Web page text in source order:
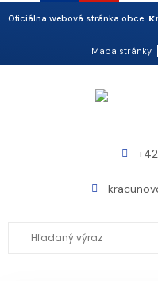
Oficiálna webová stránka obce
Mapa stránky